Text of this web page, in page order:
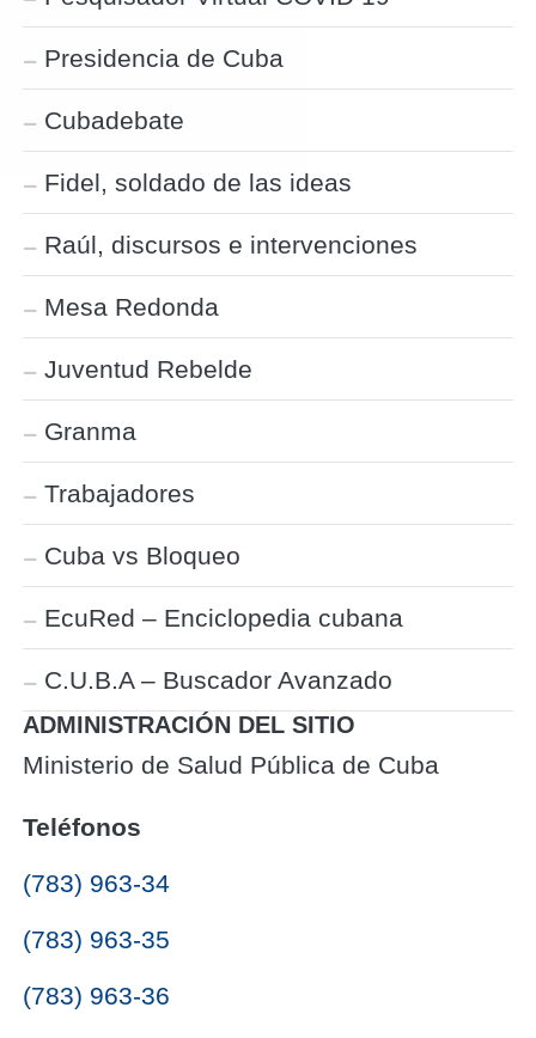
Presidencia de Cuba
Cubadebate
Fidel, soldado de las ideas
Raúl, discursos e intervenciones
Mesa Redonda
Juventud Rebelde
Granma
Trabajadores
Cuba vs Bloqueo
EcuRed – Enciclopedia cubana
C.U.B.A – Buscador Avanzado
ADMINISTRACIÓN DEL SITIO
Ministerio de Salud Pública de Cuba
Teléfonos
(783) 963-34
(783) 963-35
(783) 963-36